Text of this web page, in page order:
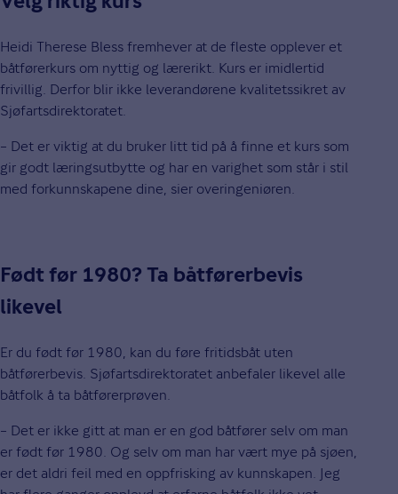
Heidi Therese Bless fremhever at de fleste opplever et
båtførerkurs om nyttig og lærerikt. Kurs er imidlertid
frivillig. Derfor blir ikke leverandørene kvalitetssikret av
Sjøfartsdirektoratet.
– Det er viktig at du bruker litt tid på å finne et kurs som
gir godt læringsutbytte og har en varighet som står i stil
med forkunnskapene dine, sier overingeniøren.
Født før 1980? Ta båtførerbevis
likevel
Er du født før 1980, kan du føre fritidsbåt uten
båtførerbevis. Sjøfartsdirektoratet anbefaler likevel alle
båtfolk å ta båtførerprøven.
– Det er ikke gitt at man er en god båtfører selv om man
er født før 1980. Og selv om man har vært mye på sjøen,
er det aldri feil med en oppfrisking av kunnskapen. Jeg